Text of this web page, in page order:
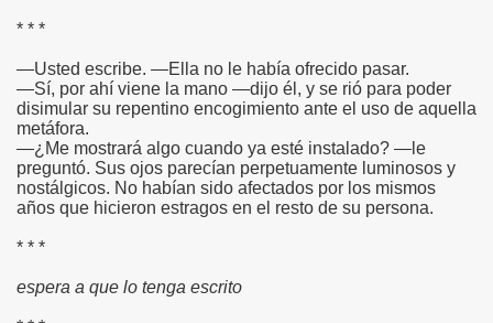
* * *
—Usted escribe. —Ella no le había ofrecido pasar.
—Sí, por ahí viene la mano —dijo él, y se rió para poder
disimular su repentino encogimiento ante el uso de aquella
metáfora.
—¿Me mostrará algo cuando ya esté instalado? —le
preguntó. Sus ojos parecían perpetuamente luminosos y
nostálgicos. No habían sido afectados por los mismos
años que hicieron estragos en el resto de su persona.
* * *
espera a que lo tenga escrito